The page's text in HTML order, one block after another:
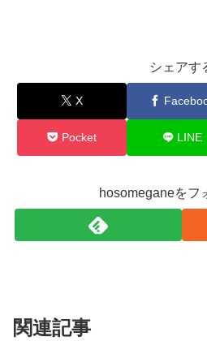
シェアす
X
Pocket LINE
hosomeganeをフ
関連記事